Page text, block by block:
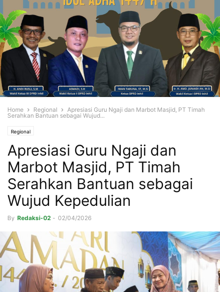
Home Regional
Apresiasi Guru Ngaji dan Marbot Masjid, PT Timah
Serahkan Bantuan sebagai Wujud...
Regional
Apresiasi Guru Ngaji dan
Marbot Masjid, PT Timah
Serahkan Bantuan sebagai
Wujud Kepedulian
By Redaksi-02 - 02/04/2026